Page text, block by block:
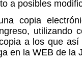
a posibles
copia
utilizando
a los que
en la WEB de la